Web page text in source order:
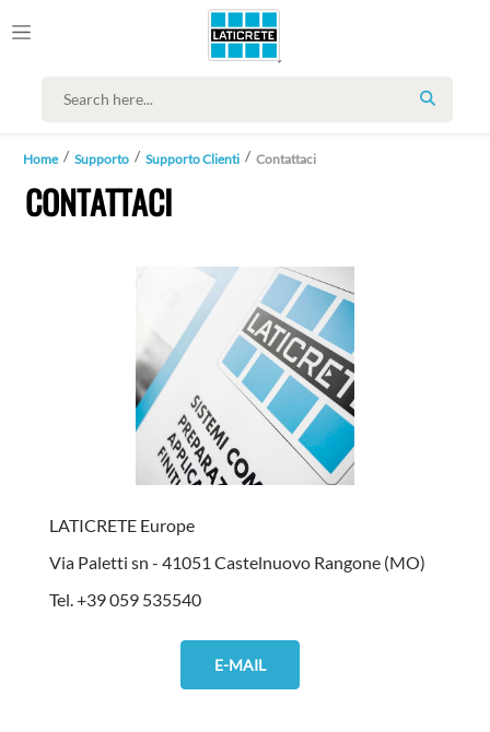
SEARCH
Home Supporto Supporto Clienti Contattaci
CONTATTACI
LATICRETE Europe
Via Paletti sn - 41051 Castelnuovo Rangone (MO)
Tel. +39 059 535540
E-MAIL